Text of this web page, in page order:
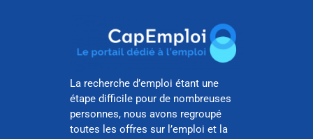
La recherche d’emploi étant une
étape difficile pour de nombreuses
personnes, nous avons regroupé
toutes les offres sur l’emploi et la